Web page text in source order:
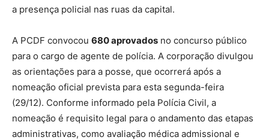
a presença policial nas ruas da capital.
A PCDF convocou 680 aprovados no concurso público
para o cargo de agente de polícia. A corporação divulgou
as orientações para a posse, que ocorrerá após a
nomeação oficial prevista para esta segunda-feira
(29/12). Conforme informado pela Polícia Civil, a
nomeação é requisito legal para o andamento das etapas
administrativas, como avaliação médica admissional e